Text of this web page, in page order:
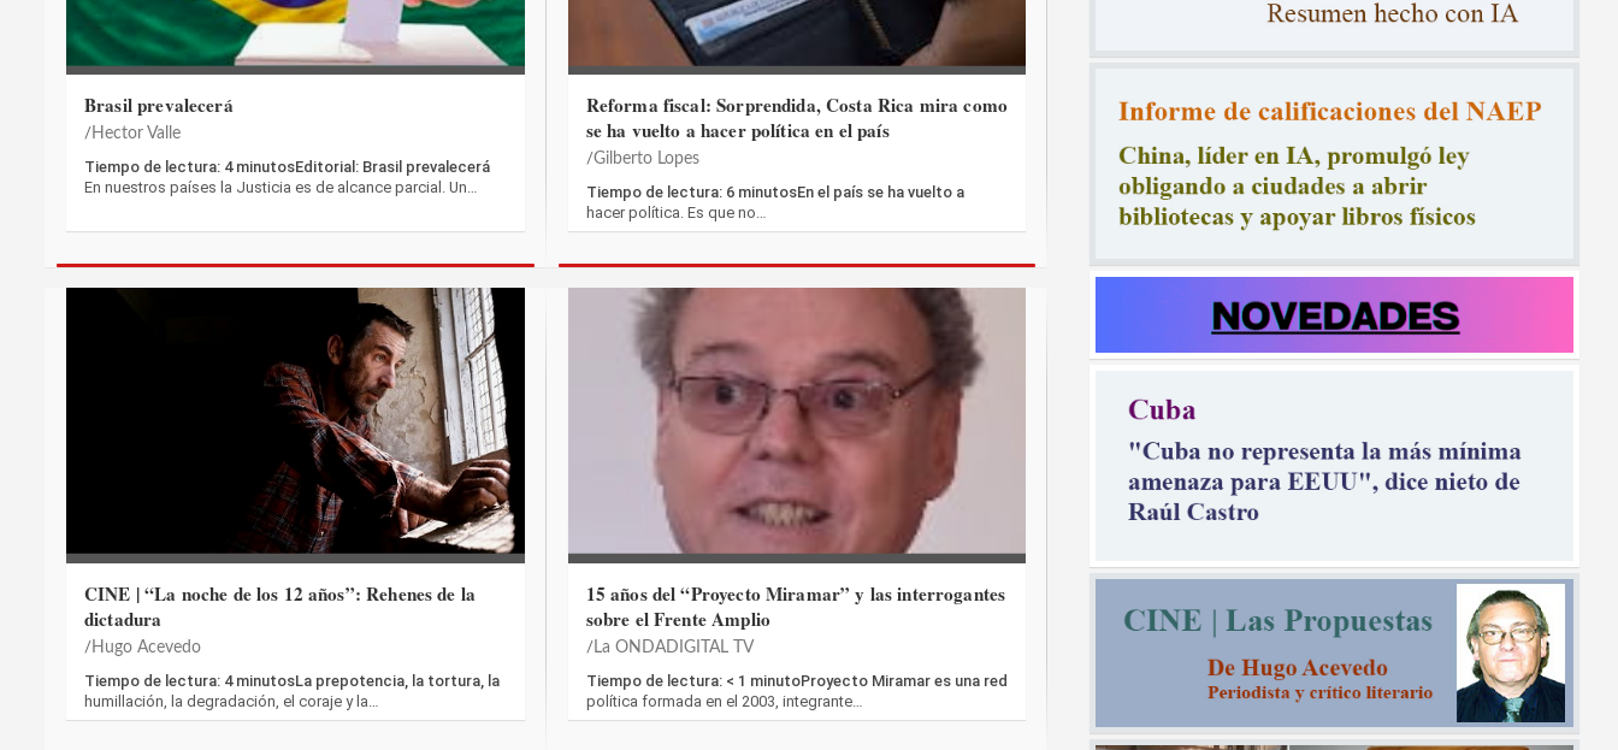
Brasil prevalecerá
Hector Valle
Tiempo de lectura: 4 minutosEditorial: Brasil prevalecerá
En nuestros países la Justicia es de alcance parcial. Un…
Reforma fiscal: Sorprendida, Costa Rica mira como
se ha vuelto a hacer política en el país
Gilberto Lopes
Tiempo de lectura: 6 minutosEn el país se ha vuelto a
hacer política. Es que no…
CINE | “La noche de los 12 años”: Rehenes de la
dictadura
Hugo Acevedo
Tiempo de lectura: 4 minutosLa prepotencia, la tortura, la
humillación, la degradación, el coraje y la…
15 años del “Proyecto Miramar” y las interrogantes
sobre el Frente Amplio
La ONDADIGITAL TV
Tiempo de lectura: < 1 minutoProyecto Miramar es una red
política formada en el 2003, integrante…